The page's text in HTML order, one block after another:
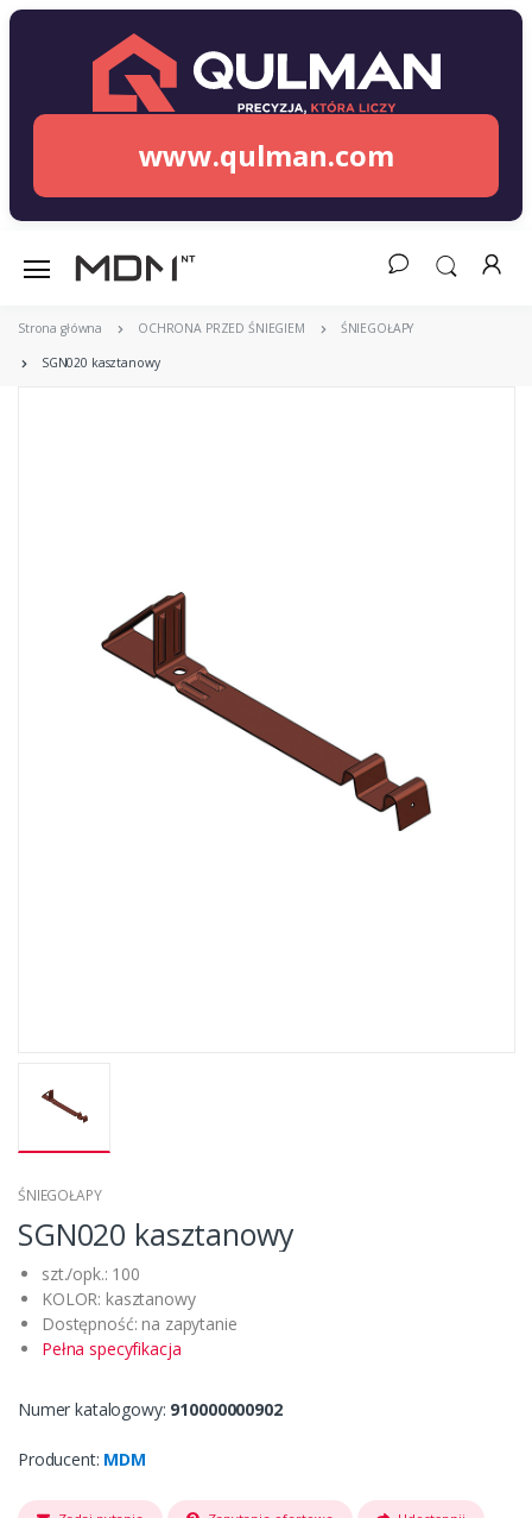
www.qulman.com
Strona główna OCHRONA PRZED ŚNIEGIEM ŚNIEGOŁAPY
SGN020 kasztanowy
ŚNIEGOŁAPY
SGN020 kasztanowy
szt./opk.: 100
KOLOR: kasztanowy
Dostępność: na zapytanie
Pełna specyfikacja
Numer katalogowy: 910000000902
Producent: MDM